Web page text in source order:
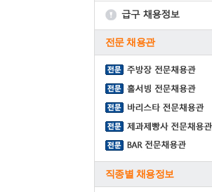
전문 채용관
직종별 채용정보